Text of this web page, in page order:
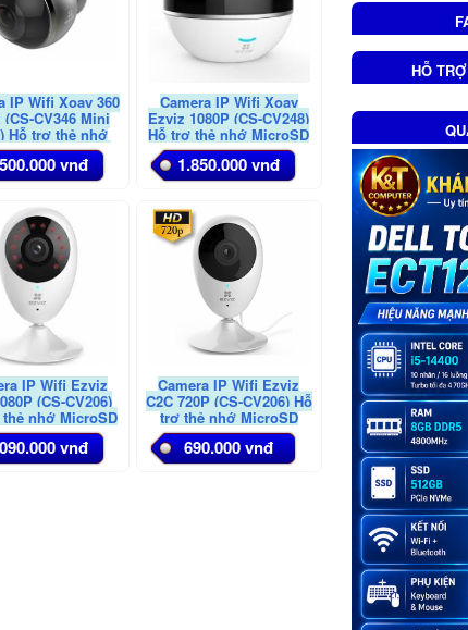
IP Wifi Xoay 360
CV346 Mini
Hỗ trợ thẻ nhớ
Card lên đến
128GBvnđ
Camera IP Wifi Xoay
Ezviz 1080P (CS-CV248)
Hỗ trợ thẻ nhớ MicroSD
Card lên đến 128GB
1.850.000 vnđ
IP Wifi Ezviz
(CS-CV206)
nhớ MicroSD
lên đến 128GB
vnđ
Camera IP Wifi Ezviz
C2C 720P (CS-CV206) Hỗ
trợ thẻ nhớ MicroSD
Card lên đến 128GB
690.000 vnđ
HỖ